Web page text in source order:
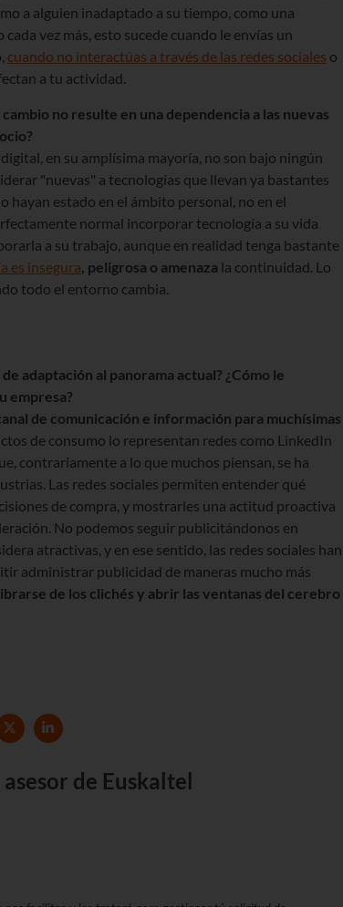
a alguien inadaptado a su tiempo, como una
vez más, esto sucede cuando le envías un
cuando no interactúas a través de las redes sociales o
a tu actividad.
no resulte en una dependencia a las nuevas
en su amplísima mayoría, no son bajo ningún
"nuevas" a tecnologías que llevan ya bastantes
hayan estado en el ámbito personal, no en el
normal incorporar tecnología a su vida
a su trabajo, aunque en realidad tenga bastante
es insegura , peligrosa o amenaza la continuidad. Lo
todo el entorno cambia.
adaptación al panorama actual? ¿Cómo le
empresa?
de comunicación e información para muchísimas
de consumo lo representan redes como LinkedIn
contrariamente a lo que muchos piensan, se ha
Las redes sociales permiten entender qué
de compra, y mostrarles una actitud proactiva
No podemos seguir publicitándonos en
atractivas, y en ese sentido, las redes sociales han
administrar publicidad de maneras mucho más
de los clichés y abrir las ventanas del cerebro
de Euskaltel